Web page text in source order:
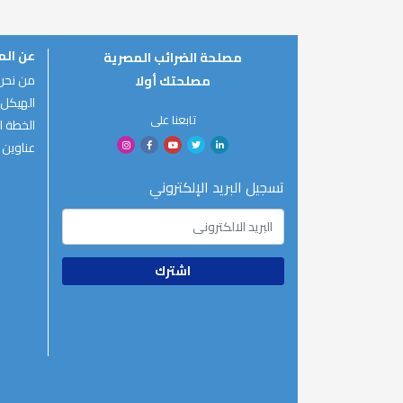
مصلحة الضرائب المصرية
مصلحتك أولا
تابعنا على
تسجيل البريد الإلكتروني
عن
من
الخطة